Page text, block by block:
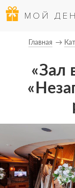
МОЙ
Главная
«Зал